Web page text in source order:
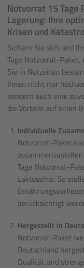
Notvorrat 15 Tage
Lagerung: Ihre
Krisen und
Sichern Sie sich und
Tage Notvorrat-Paket,
Sie in Notzeiten
Ihnen nicht nur
sondern auch eine
die Vorteile auf einen
Individuelle
Notvorrat-Paket
Tage Notvorrat-
Laktosefrei. So
berücksichtigt
Hergestellt in
Notvorrat-Paket
Deutschland
Qualität und